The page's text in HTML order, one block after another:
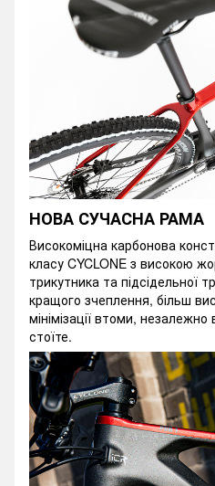
НОВА СУЧАСНА РАМА
Високоміцна карбонова
класу CYCLONE з високою
трикутника та підсідельної
кращого зчеплення, більш
мінімізації втоми,
стоїте.